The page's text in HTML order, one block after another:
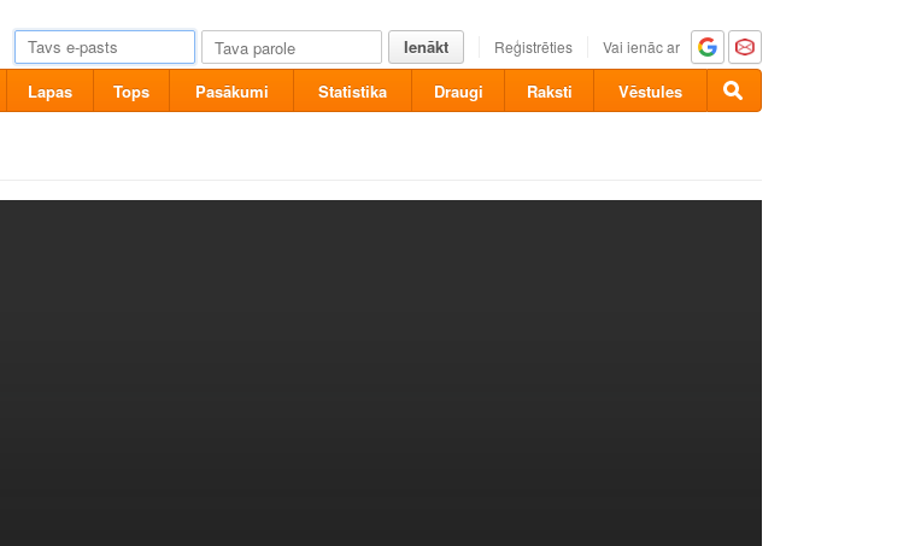
Ienākt Reģistrēties Vai ienāc ar
Lapas Tops Pasākumi Statistika Draugi Raksti Vēstules